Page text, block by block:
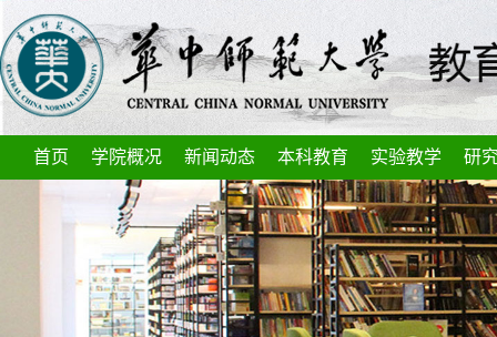
首页 学院概况 新闻动态 本科教育 实验教学 研